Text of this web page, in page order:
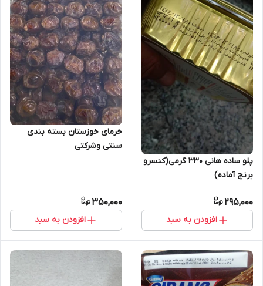
پلو ساده هانی 330 گرمی(کنسرو
برنج آماده)
295,000
افزودن به سبد
خرمای خوزستان بسته بندی
سنتی وشرکتی
350,000
افزودن به سبد